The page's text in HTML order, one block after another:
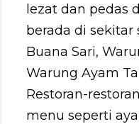
lezat dan pedas
berada di sekitar
Buana Sari,
Warung Ayam
Restoran-
menu seperti